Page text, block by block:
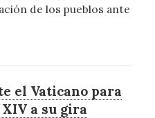
de los pueblos ante
el Vaticano para
a su gira